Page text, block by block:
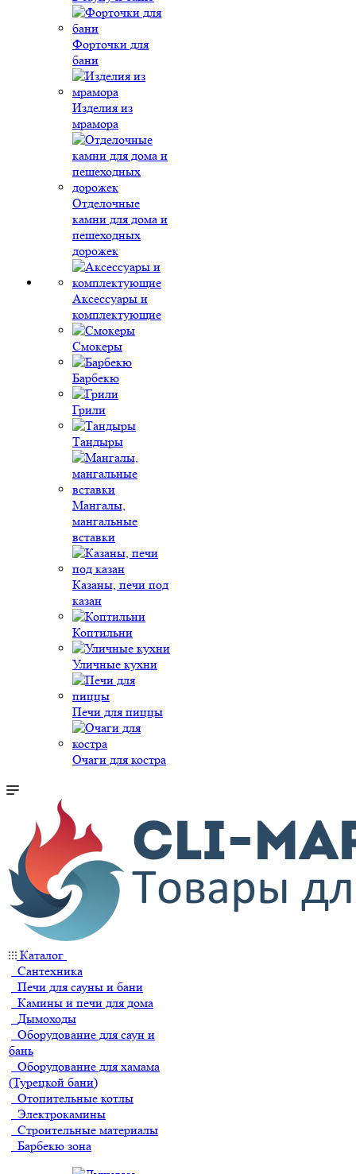
Форточки для
бани
Изделия из
мрамора
Отделочные
камни для дома и
пешеходных
дорожек
Аксессуары и
комплектующие
Смокеры
Барбекю
Грили
Тандыры
Мангалы,
мангальные
вставки
Казаны, печи под
казан
Коптильни
Уличные кухни
Печи для пиццы
Очаги для костра
Каталог
Сантехника
Печи для сауны и бани
Камины и печи для дома
Дымоходы
Оборудование для саун и
бань
Оборудование для хамама
(Турецкой бани)
Отопительные котлы
Электрокамины
Строительные материалы
Барбекю зона